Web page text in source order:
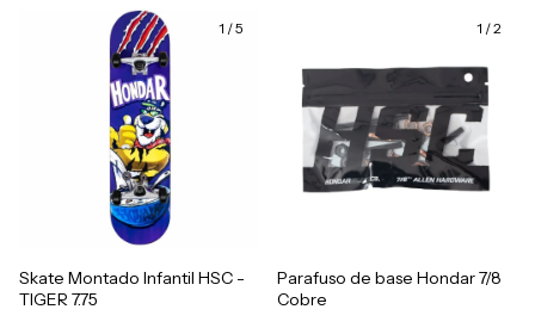
1 /5
Skate Montado Infantil HSC -
TIGER 7.75
1 /2
Parafuso de base Hondar 7/8
Cobre